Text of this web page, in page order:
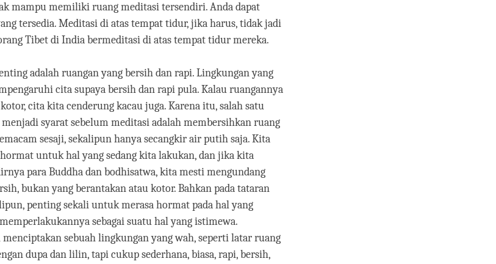
mampu memiliki ruang meditasi tersendiri. Anda dapat
tersedia. Meditasi di atas tempat tidur, jika harus, tidak jadi
Tibet di India bermeditasi di atas tempat tidur mereka.
adalah ruangan yang bersih dan rapi. Lingkungan yang
cita supaya bersih dan rapi pula. Kalau ruangannya
cita kita cenderung kacau juga. Karena itu, salah satu
syarat sebelum meditasi adalah membersihkan ruang
sesaji, sekalipun hanya secangkir air putih saja. Kita
untuk hal yang sedang kita lakukan, dan jika kita
para Buddha dan bodhisatwa, kita mesti mengundang
bukan yang berantakan atau kotor. Bahkan pada tataran
penting sekali untuk merasa hormat pada hal yang
sebagai suatu hal yang istimewa.
sebuah lingkungan yang wah, seperti latar ruang
dupa dan lilin, tapi cukup sederhana, biasa, rapi, bersih,